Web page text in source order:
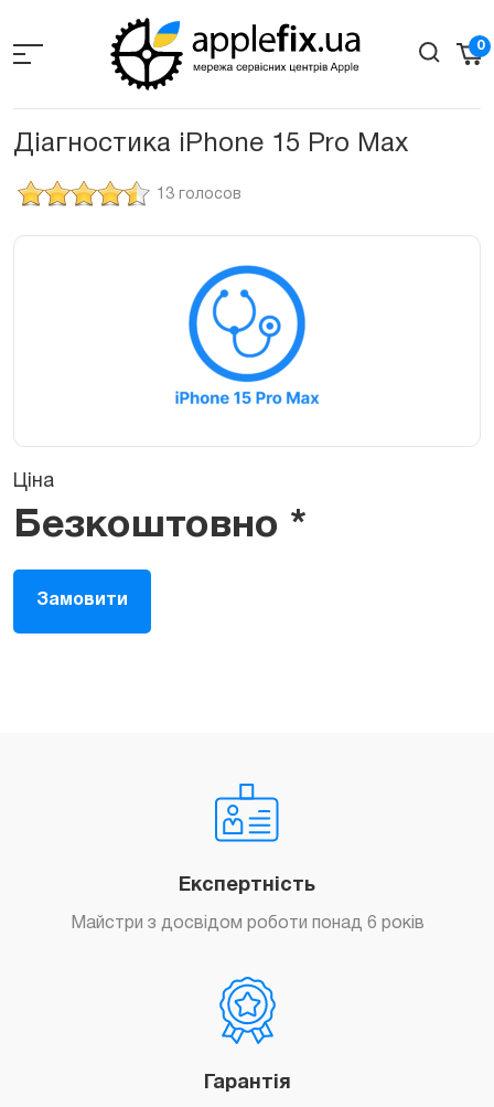
the
0
Діагностика iPhone 15 Pro Max
13 голосов
Ціна
Безкоштовно *
Замовити
Експертність
Майстри з досвідом роботи понад 6 років
Гарантія